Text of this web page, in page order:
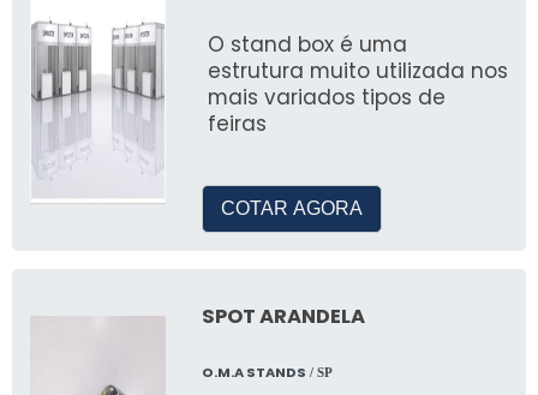
coberturas das tendas?
Utilizamos materiais de alta qualidade que
oferecem resistência e proteção.
Como posso solicitar um
orçamento?
Entre em contato conosco via telefone ou e-
O stand box é uma
estrutura muito utilizada nos
mais variados tipos de
feiras
COTAR AGORA
SPOT ARANDELA
O.M.A STANDS / SP